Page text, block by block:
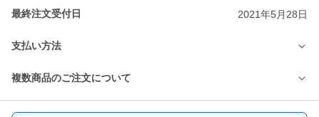
最終注文受付日 2021年5月28日
支払い方法
複数商品のご注文について